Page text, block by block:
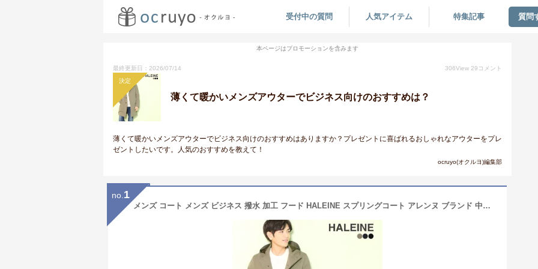
受付中の質問 人気アイテム 特集記事 質問
本ページはプロモーションを含みます
最終更新日：2026/07/14 306View 29 コメント
決定
薄くて暖かいメンズアウターでビジネス向けのおすすめは？
薄くて暖かいメンズアウターでビジネス向けのおすすめはありますか？プレゼントに喜ばれるおしゃれなアウターをプレ
ゼントしたいです。人気のおすすめを教えて！
ocruyo(オクルヨ)編集部
no. 1
メンズ コート メンズ ビジネス 撥水 加工 フード HALEINE スプリングコート アレンヌ ブランド 中綿 ライナー ストレッチ パワーネット 軽量 保温性 Comfortemp コンフォテンプ アウター ギフト プレゼント 6F (08000197r)